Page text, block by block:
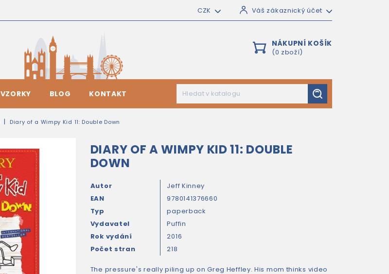
CZK Váš zákaznický účet
NÁKUPNÍ KOŠÍK
(0 zboží)
VZORKY BLOG KONTAKT
Diary of a Wimpy Kid 11: Double Down
DIARY OF A WIMPY KID 11: DOUBLE
DOWN
Autor
Jeff Kinney
EAN
9780141376660
Typ
paperback
Vydavatel
Puffin
Rok vydání
2016
Počet stran
218
The pressure's really piling up on Greg Heffley. His mom thinks video